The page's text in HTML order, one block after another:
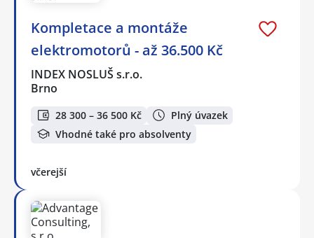
Kompletace a montáže
elektromotorů - až 36.500 Kč
INDEX NOSLUŠ s.r.o.
Brno
28 300 – 36 500 Kč
Plný úvazek
Vhodné také pro absolventy
včerejší